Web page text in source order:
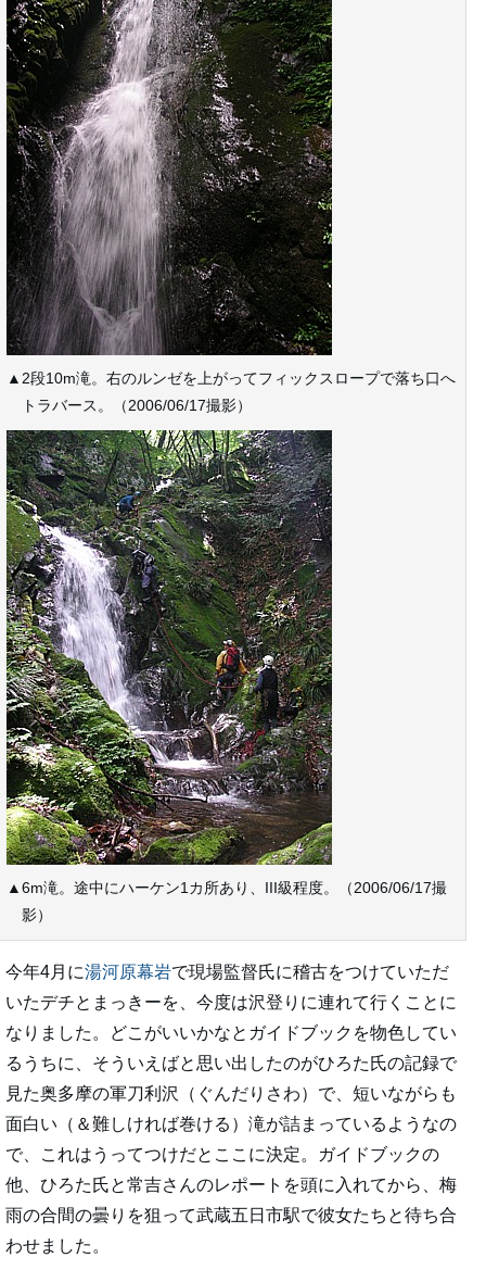
▲2段10m滝。右のルンゼを上がってフィックスロープで落ち口へ
トラバース。（2006/06/17撮影）
▲6m滝。途中にハーケン1カ所あり、III級程度。（2006/06/17撮
影）
今年4月に湯河原幕岩で現場監督氏に稽古をつけていただ
いたデチとまっきーを、今度は沢登りに連れて行くことに
なりました。どこがいいかなとガイドブックを物色してい
るうちに、そういえばと思い出したのがひろた氏の記録で
見た奥多摩の軍刀利沢（ぐんだりさわ）で、短いながらも
面白い（＆難しければ巻ける）滝が詰まっているようなの
で、これはうってつけだとここに決定。ガイドブックの
他、ひろた氏と常吉さんのレポートを頭に入れてから、梅
雨の合間の曇りを狙って武蔵五日市駅で彼女たちと待ち合
わせました。